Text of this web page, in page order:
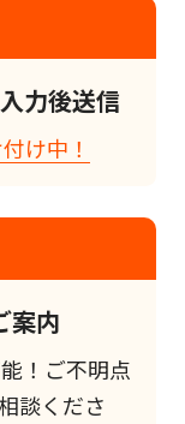
力後送信
け中！
案内
！ご不明点
談くださ